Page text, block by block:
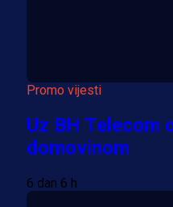
Promo vijesti
Uz BH Telecom
domovinom
6 dan 6 h